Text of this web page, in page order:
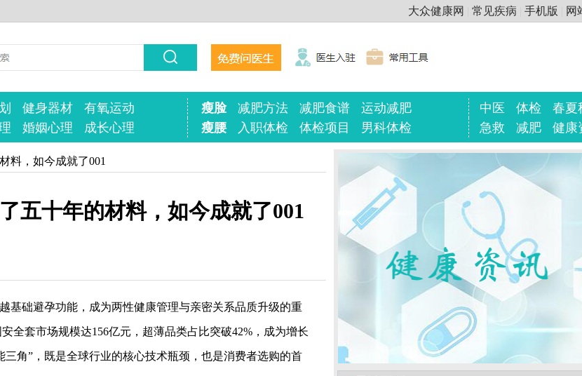
大众健康网 常见疾病 手机版 网
健身器材 有氧运动 瘦脸 减肥方法 减肥食谱 运动减肥 中医 体检
春夏
婚姻心理 成长心理 瘦腰 入职体检 体检项目 男科体检 急救 减肥 健康
料，如今成就了001
五十年的材料，如今成就了001
基础避孕功能，成为两性健康管理与亲密关系品质升级的重
全套市场规模达156亿元，超薄品类占比突破42%，成为增长
角”，既是全球行业的核心技术瓶颈，也是消费者选购的首